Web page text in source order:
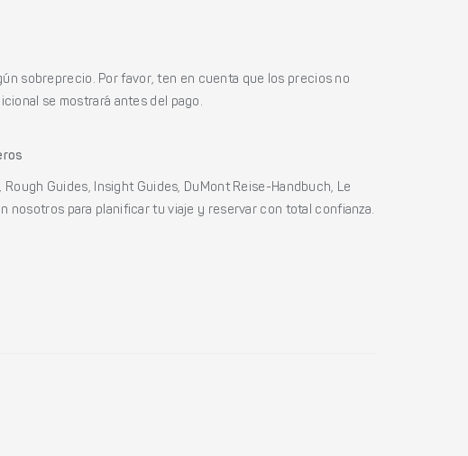
sobreprecio. Por favor, ten en cuenta que los precios no
se mostrará antes del pago.
Guides, Insight Guides, DuMont Reise-Handbuch, Le
nosotros para planificar tu viaje y reservar con total confianza.